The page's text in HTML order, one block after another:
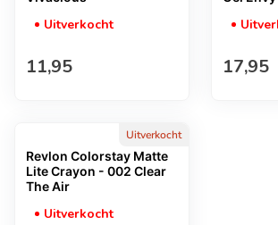
Uitverkocht
Normale prijs
11,95 17,95
Uitverkocht
Revlon Colorstay Matte
Lite Crayon - 002 Clear
The Air
Uitverkocht